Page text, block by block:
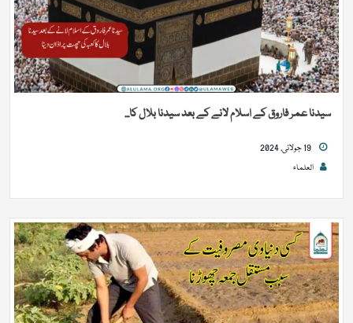
سیدنا عمر فاروق کے اسلام لانے کے بعد سیدنا بلال کا...
العلماء